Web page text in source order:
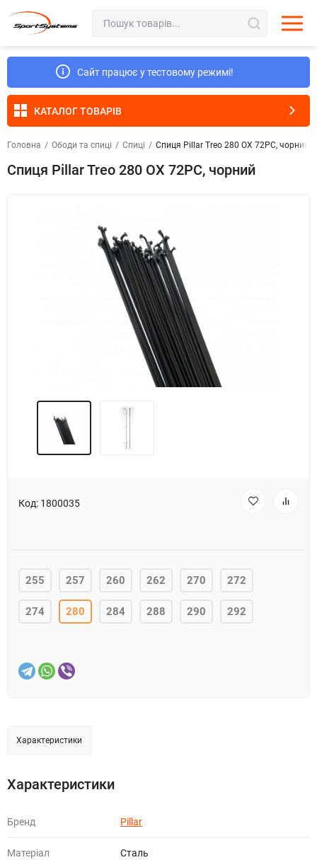
Сайт працює у тестовому режимі!
КАТАЛОГ ТОВАРІВ
Головна / Ободи та спиці / Спиці / Спиця Pillar Treo 280 OX 72PC, чорний
Спиця Pillar Treo 280 OX 72PC, чорний
Код: 1800035
255 257 260 262 270 272
274 280 284 288 290 292
Характеристики
Характеристики
Бренд Pillar
Матеріал Сталь